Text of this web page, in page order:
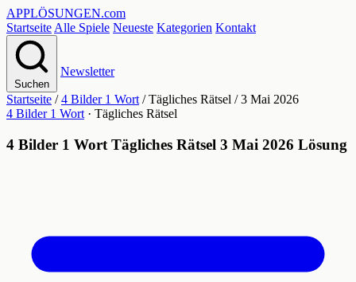
APPLÖSUNGEN.com
Startseite Alle Spiele Neueste Kategorien Kontakt
Suchen
Newsletter
Startseite / 4 Bilder 1 Wort / Tägliches Rätsel / 3 Mai 2026
4 Bilder 1 Wort · Tägliches Rätsel
4 Bilder 1 Wort Tägliches Rätsel 3 Mai 2026 Lösung